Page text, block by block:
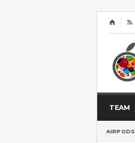
⌂ 
TEAM
AIRPODS